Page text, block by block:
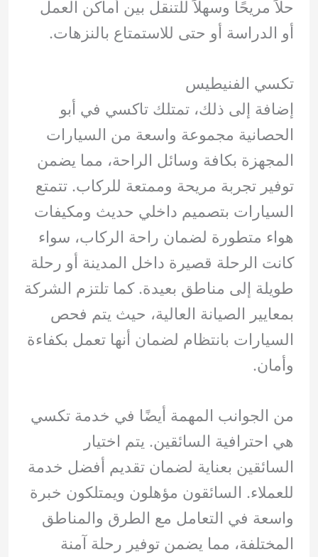
حلاً مريحًا وسهلاً للتنقل بين أماكن العمل
أو الدراسة أو حتى للاستمتاع بالنزهات.
تكسي الفنيطيس
إضافة إلى ذلك، تمتلك تاكسي في أبو
الحصانية مجموعة واسعة من السيارات
المجهزة بكافة وسائل الراحة، مما يضمن
توفير تجربة مريحة وممتعة للركاب. تتمتع
السيارات بتصميم داخلي حديث ومكيفات
هواء متطورة لضمان راحة الركاب، سواء
كانت الرحلة قصيرة داخل المدينة أو رحلة
طويلة إلى مناطق بعيدة. كما تلتزم الشركة
بمعايير الصيانة العالية، حيث يتم فحص
السيارات بانتظام لضمان أنها تعمل بكفاءة
وأمان.
من الجوانب المهمة أيضًا في خدمة تكسي
هي احترافية السائقين. يتم اختيار
السائقين بعناية لضمان تقديم أفضل خدمة
للعملاء. السائقون مؤهلون ويمتلكون خبرة
واسعة في التعامل مع الطرق والمناطق
المختلفة، مما يضمن توفير رحلة آمنة